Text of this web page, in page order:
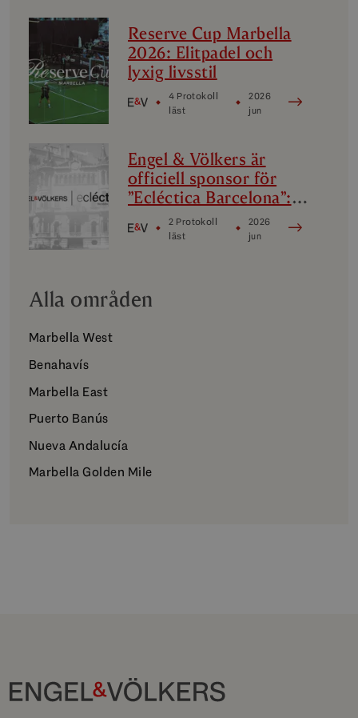
Reserve Cup Marbella
2026: Elitpadel och
lyxig livsstil
4 Protokoll
läst
2026
jun
Engel & Völkers är
officiell sponsor för
”Ecléctica Barcelona”:
design, avantgarde och
kultur
2 Protokoll
läst
2026
jun
Alla områden
Marbella West
Benahavís
Marbella East
Puerto Banús
Nueva Andalucía
Marbella Golden Mile